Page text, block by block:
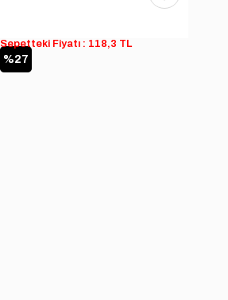
%27
Sepetteki Fiyatı : 118,3 TL